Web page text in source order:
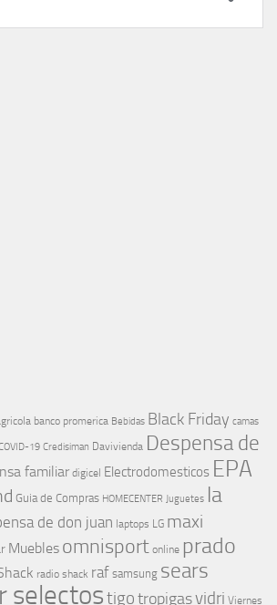
banco promerica Bebidas Black Friday camas
19 Credisiman Davivienda Despensa de
familiar digicel Electrodomesticos EPA
Guia de Compras HOMECENTER Juguetes la
de don juan laptops LG maxi
Muebles omnisport online prado
radio shack raf samsung sears
selectostigotropigasvidri Viernes